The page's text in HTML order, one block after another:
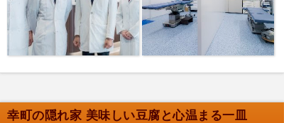
幸町の隠れ家 美味しい豆腐と心温まる一皿